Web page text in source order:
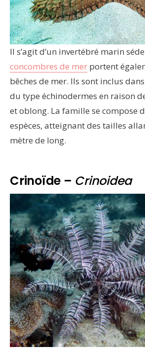
Il s’agit d’un invertébré marin
concombres de mer portent
bêches de mer. Ils sont inclus
du type échinodermes en raison
et oblong. La famille se compose
espèces, atteignant des tailles
mètre de long.
Crinoïde – Crinoidea